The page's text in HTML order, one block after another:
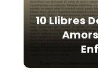
10 Llibres